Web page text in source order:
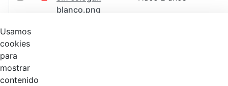
blanco.png
Usamos
cookies
para
mostrar
contenido